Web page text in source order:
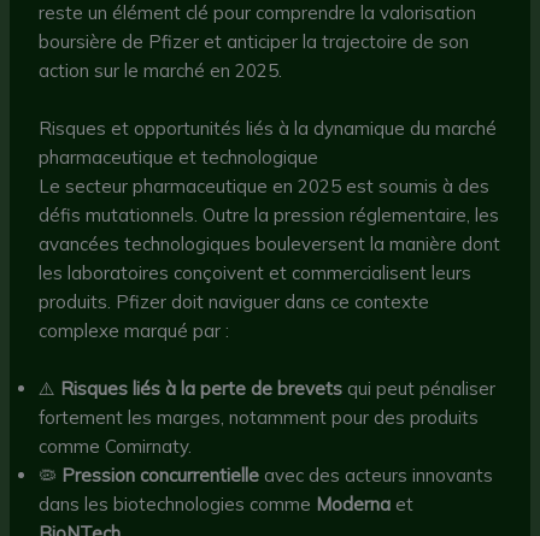
reste un élément clé pour comprendre la valorisation
boursière de Pfizer et anticiper la trajectoire de son
action sur le marché en 2025.
Risques et opportunités liés à la dynamique du marché
pharmaceutique et technologique
Le secteur pharmaceutique en 2025 est soumis à des
défis mutationnels. Outre la pression réglementaire, les
avancées technologiques bouleversent la manière dont
les laboratoires conçoivent et commercialisent leurs
produits. Pfizer doit naviguer dans ce contexte
complexe marqué par :
⚠️ Risques liés à la perte de brevets qui peut pénaliser
fortement les marges, notamment pour des produits
comme Comirnaty.
🦠 Pression concurrentielle avec des acteurs innovants
dans les biotechnologies comme Moderna et